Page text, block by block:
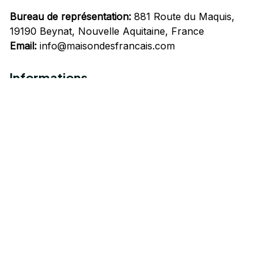
Bureau de représentation: 881 Route du Maquis,
19190 Beynat, Nouvelle Aquitaine, France
Email: info@maisondesfrancais.com
Informations